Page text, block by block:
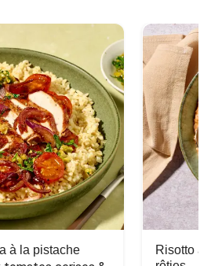
à la pistache
Risotto